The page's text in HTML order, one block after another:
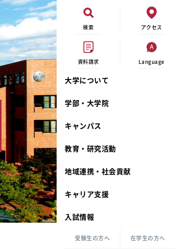
検索 アクセス
資料請求 Language
大学について
宮城学院 校歌
礼拝堂
カリキュラム・ポリシー
倫理憲章
学部・大学院
生活文化デザイン学科
キャンパス
奨学金
大学祭
キャンパスメンバーズ
教職センター
教育・研究活動動物実験に関する情報公開
キリスト教文化研究所
生活環境科学研究所
地域連携・社会貢献
カリキュラム・入室方法
キャリア支援
入試情報
受験生の方へ 在学生の方へ